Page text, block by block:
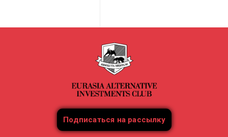
Подписаться на рассылку